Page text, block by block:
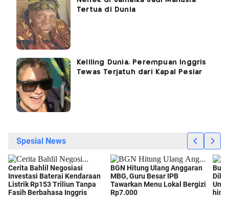
Tertua di Dunia
Keliling Dunia, Perempuan Inggris
Tewas Terjatuh dari Kapal Pesiar